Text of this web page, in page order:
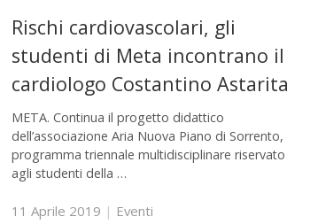
Rischi cardiovascolari, gli
studenti di Meta incontrano il
cardiologo Costantino Astarita
META. Continua il progetto didattico
dell’associazione Aria Nuova Piano di Sorrento,
programma triennale multidisciplinare riservato
agli studenti della …
11 Aprile 2019 | Eventi